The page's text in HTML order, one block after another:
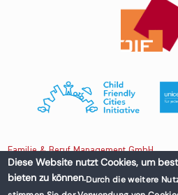
Familie & Beruf Management GmbH
Untere Donaustraße 13-15/3 1020 Wien,
Diese Website nutzt Cookies, um
bieten zu können.Durch die weitere